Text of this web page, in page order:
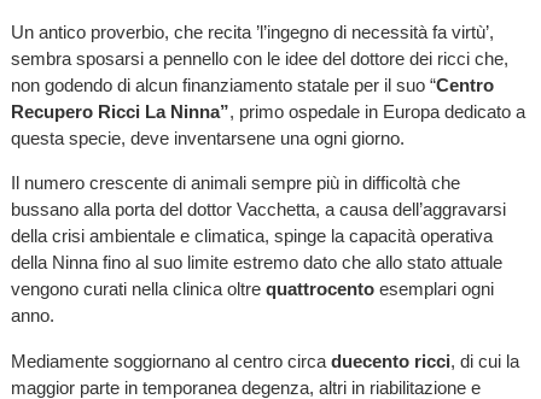
Un antico proverbio, che recita ’l’ingegno di necessità fa virtù’,
sembra sposarsi a pennello con le idee del dottore dei ricci che,
non godendo di alcun finanziamento statale per il suo “Centro
Recupero Ricci La Ninna”, primo ospedale in Europa dedicato a
questa specie, deve inventarsene una ogni giorno.
Il numero crescente di animali sempre più in difficoltà che
bussano alla porta del dottor Vacchetta, a causa dell’aggravarsi
della crisi ambientale e climatica, spinge la capacità operativa
della Ninna fino al suo limite estremo dato che allo stato attuale
vengono curati nella clinica oltre quattrocentoesemplari ogni
anno.
Mediamente soggiornano al centro circa duecento ricci, di cui la
maggior parte in temporanea degenza, altri in riabilitazione e